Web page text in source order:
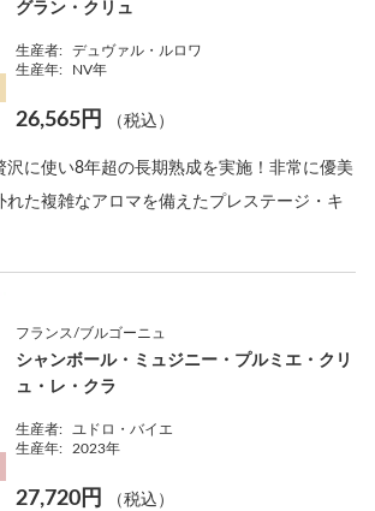
グラン・クリュ
生産者:
デュヴァル・ルロワ
生産年:
NV年
26,565円 （税込）
沢に使い8年超の長期熟成を実施！非常に優美
れた複雑なアロマを備えたプレステージ・キ
フランス/ブルゴーニュ
シャンボール・ミュジニー・プルミエ・クリ
ュ・レ・クラ
生産者:
ユドロ・バイエ
生産年:
2023年
27,720円 （税込）